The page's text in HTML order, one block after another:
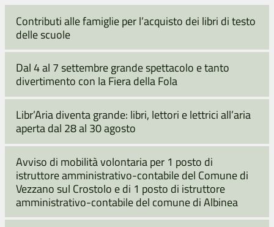
Contributi alle famiglie per l’acquisto dei libri di testo
delle scuole
Dal 4 al 7 settembre grande spettacolo e tanto
divertimento con la Fiera della Fola
Libr’Aria diventa grande: libri, lettori e lettrici all’aria
aperta dal 28 al 30 agosto
Avviso di mobilità volontaria per 1 posto di
istruttore amministrativo-contabile del Comune di
Vezzano sul Crostolo e di 1 posto di istruttore
amministrativo-contabile del comune di Albinea